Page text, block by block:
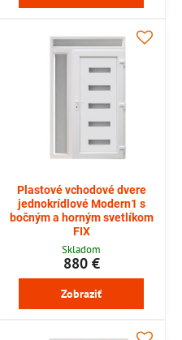
Plastové vchodové dvere
jednokrídlové Modern1 s
bočným a horným svetlíkom
FIX
Skladom
880 €
Zobraziť